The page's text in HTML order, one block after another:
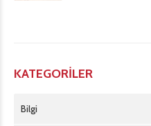
KATEGORILER
Bilgi